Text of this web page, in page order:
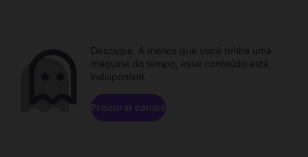
Desculpe. A menos que você tenha uma
máquina do tempo, esse conteúdo está
indisponível.
Procurar canais